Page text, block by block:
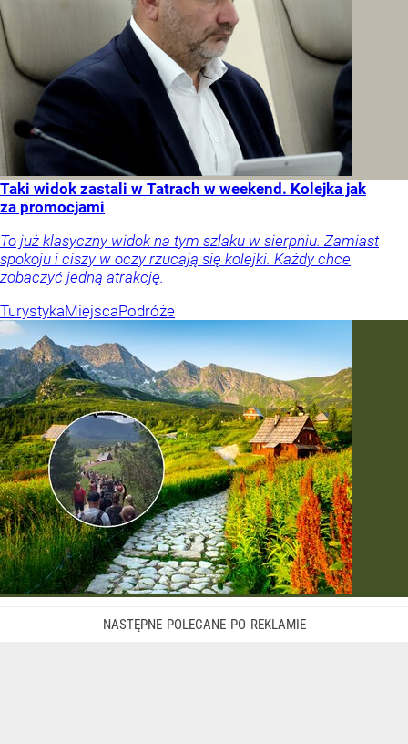
Taki widok zastali w Tatrach w weekend. Kolejka jak
za promocjami
To już klasyczny widok na tym szlaku w sierpniu. Zamiast
spokoju i ciszy w oczy rzucają się kolejki. Każdy chce
zobaczyć jedną atrakcję.
TurystykaMiejscaPodróże